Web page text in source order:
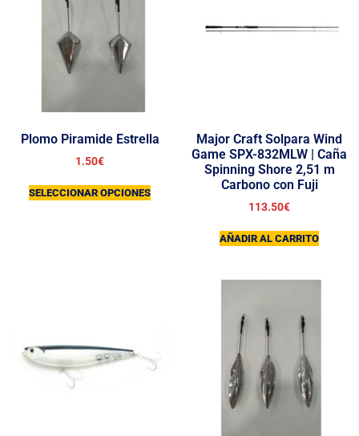
Plomo Piramide Estrella
1.50€
SELECCIONAR OPCIONES
Major Craft Solpara Wind
Game SPX-832MLW | Caña
Spinning Shore 2,51 m
Carbono con Fuji
113.50€
AÑADIR AL CARRITO